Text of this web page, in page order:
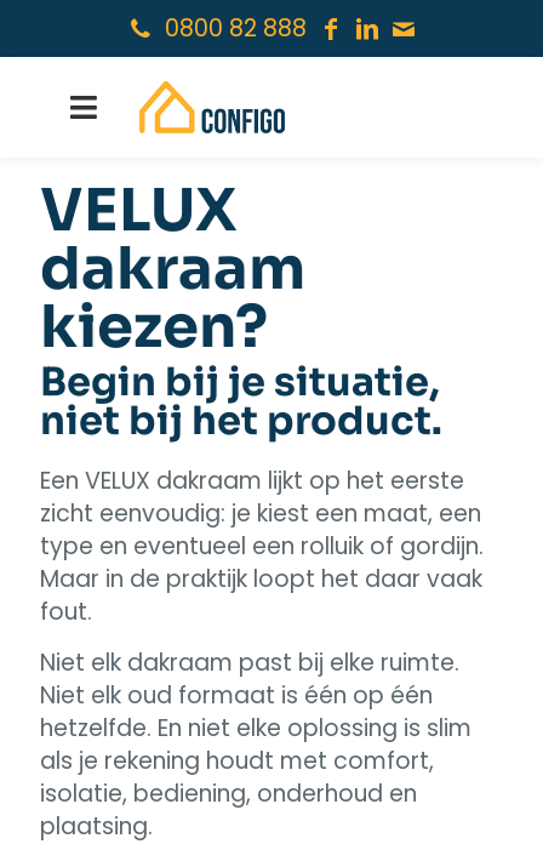
0800 82 888
VELUX
dakraam
kiezen?
Begin bij je situatie,
niet bij het product.
Een VELUX dakraam lijkt op het eerste
zicht eenvoudig: je kiest een maat, een
type en eventueel een rolluik of gordijn.
Maar in de praktijk loopt het daar vaak
fout.
Niet elk dakraam past bij elke ruimte.
Niet elk oud formaat is één op één
hetzelfde. En niet elke oplossing is slim
als je rekening houdt met comfort,
isolatie, bediening, onderhoud en
plaatsing.